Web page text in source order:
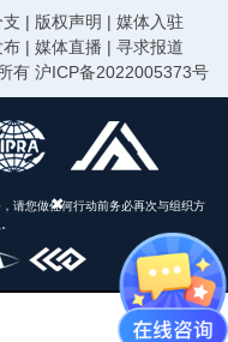
| 版权声明 | 媒体入驻
布 | 媒体直播 | 寻求报道
有 沪ICP备2022005373号
请您做任何行动前务必再次与组织方
置顶